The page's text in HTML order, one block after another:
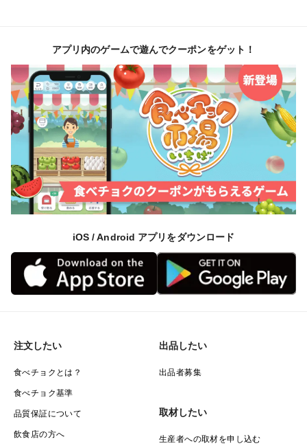
アプリ内のゲームで遊んでクーポンをゲット！
iOS / Android アプリをダウンロード
注文したい
食べチョクとは？
食べチョク基準
品質保証について
飲食店の方へ
出品したい
出品者募集
取材したい
生産者への取材を申し込む